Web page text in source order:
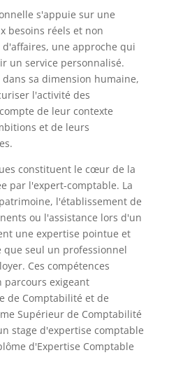
s'appuie sur une
besoins réels et non
une approche qui
un service personnalisé.
sa dimension humaine,
l'activité des
de leur contexte
et de leurs
constituent le cœur de la
par l'expert-comptable. La
l'établissement de
ou l'assistance lors d'un
une expertise pointue et
que seul un professionnel
Ces compétences
exigeant
de Comptabilité et de
Supérieur de Comptabilité
stage d'expertise comptable
d'Expertise Comptable